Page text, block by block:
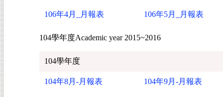
106年4月_月報表 106年5月_月報表
104學年度Academic year 2015~2016
104學年度
104年8月-月報表 104年9月-月報表